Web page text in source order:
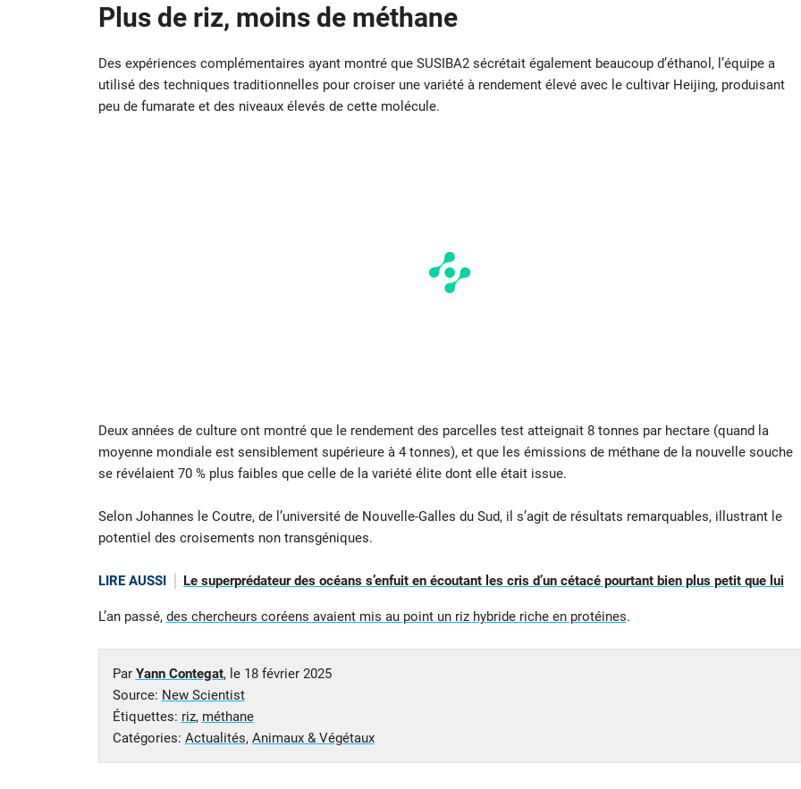
Plus de riz, moins de méthane
Des expériences complémentaires ayant montré que SUSIBA2 sécrétait également beaucoup d’éthanol, l’équipe a
utilisé des techniques traditionnelles pour croiser une variété à rendement élevé avec le cultivar Heijing, produisant
peu de fumarate et des niveaux élevés de cette molécule.
Deux années de culture ont montré que le rendement des parcelles test atteignait 8 tonnes par hectare (quand la
moyenne mondiale est sensiblement supérieure à 4 tonnes), et que les émissions de méthane de la nouvelle souche
se révélaient 70 % plus faibles que celle de la variété élite dont elle était issue.
Selon Johannes le Coutre, de l’université de Nouvelle-Galles du Sud, il s’agit de résultats remarquables, illustrant le
potentiel des croisements non transgéniques.
LIRE AUSSI Le superprédateur des océans s’enfuit en écoutant les cris d’un cétacé pourtant bien plus petit que lui
L’an passé, des chercheurs coréens avaient mis au point un riz hybride riche en protéines.
Par Yann Contegat, le 18 février 2025
Source: New Scientist
Étiquettes: riz, méthane
Catégories: Actualités, Animaux & Végétaux